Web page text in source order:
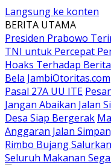
Langsung ke konten
BERITA UTAMA
Presiden Prabowo
TNI untuk Percepat
Hoaks Terhadap
Bela
Pasal 27A UU ITE
Jangan Abaikan Jalan
Desa Siap Bergerak
Anggaran Jalan
Rimbo Bujang
Seluruh Makanan